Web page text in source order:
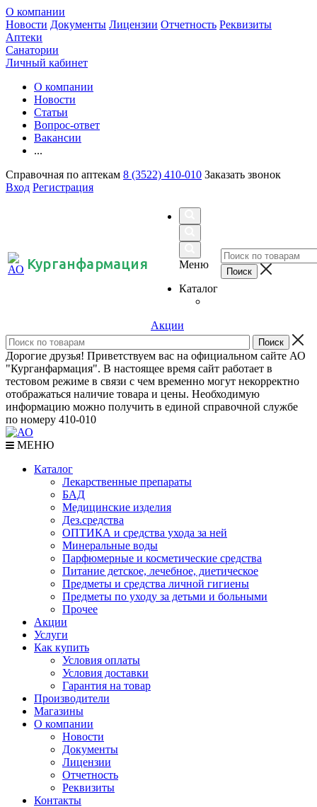
О компании
Новости Документы Лицензии Отчетность Реквизиты
Аптеки
Санатории
Личный кабинет
О компании
Новости
Статьи
Вопрос-ответ
Вакансии
...
Справочная по аптекам 8 (3522) 410-010 Заказать звонок
Вход Регистрация
Курганфармация
Меню
Каталог
Акции
Дорогие друзья! Приветствуем вас на официальном сайте АО
"Курганфармация". В настоящее время сайт работает в
тестовом режиме в связи с чем временно могут некорректно
отображаться наличие товара и цены. Необходимую
информацию можно получить в единой справочной службе
по номеру 410-010
МЕНЮ
Каталог
Лекарственные препараты
БАД
Медицинские изделия
Дез.средства
ОПТИКА и средства ухода за ней
Минеральные воды
Парфюмерные и косметические средства
Питание детское, лечебное, диетическое
Предметы и средства личной гигиены
Предметы по уходу за детьми и больными
Прочее
Акции
Услуги
Как купить
Условия оплаты
Условия доставки
Гарантия на товар
Производители
Магазины
О компании
Новости
Документы
Лицензии
Отчетность
Реквизиты
Контакты